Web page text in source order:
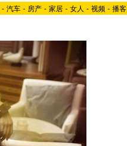
- 汽车 - 房产 - 家居 - 女人 - 视频 - 播客